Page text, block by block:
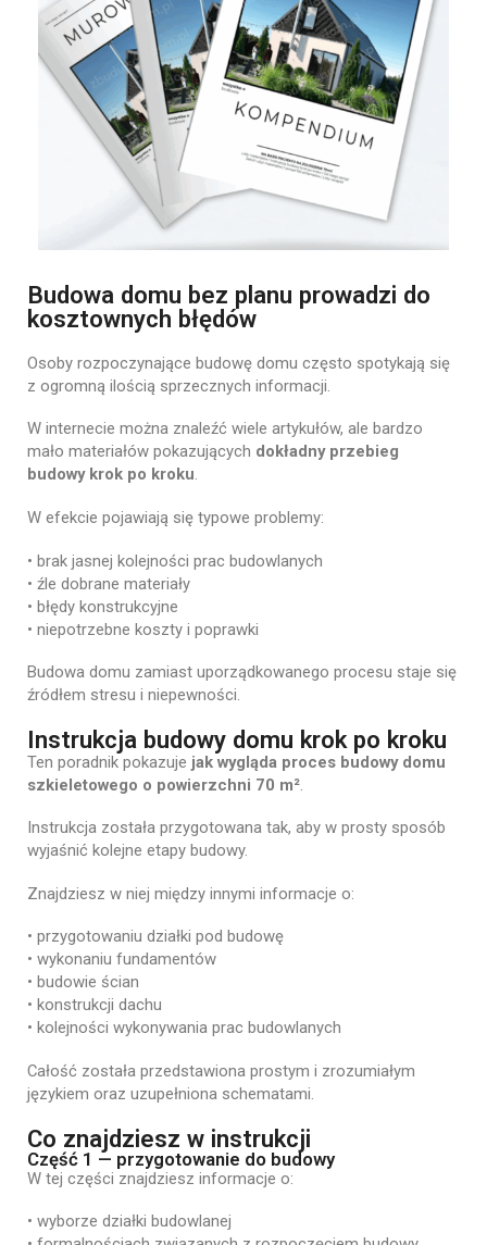
Budowa domu bez planu prowadzi do
kosztownych błędów
Osoby rozpoczynające budowę domu często spotykają się
z ogromną ilością sprzecznych informacji.
W internecie można znaleźć wiele artykułów, ale bardzo
mało materiałów pokazujących dokładny przebieg
budowy krok po kroku.
W efekcie pojawiają się typowe problemy:
• brak jasnej kolejności prac budowlanych
• źle dobrane materiały
• błędy konstrukcyjne
• niepotrzebne koszty i poprawki
Budowa domu zamiast uporządkowanego procesu staje się
źródłem stresu i niepewności.
Instrukcja budowy domu krok po kroku
Ten poradnik pokazuje jak wygląda proces budowy domu
szkieletowego o powierzchni 70 m².
Instrukcja została przygotowana tak, aby w prosty sposób
wyjaśnić kolejne etapy budowy.
Znajdziesz w niej między innymi informacje o:
• przygotowaniu działki pod budowę
• wykonaniu fundamentów
• budowie ścian
• konstrukcji dachu
• kolejności wykonywania prac budowlanych
Całość została przedstawiona prostym i zrozumiałym
językiem oraz uzupełniona schematami.
Co znajdziesz w instrukcji
Część 1 — przygotowanie do budowy
W tej części znajdziesz informacje o:
• wyborze działki budowlanej